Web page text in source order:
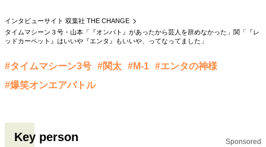
インタビューサイト 双葉社 THE CHANGE
タイムマシーン３号・山本「『オンバト』があったから芸人を辞めなかった」関「『レ
ッドカーペット』はいいや『エンタ』もいいや、ってなってました」
#タイムマシーン3号 #関太 #M-1 #エンタの神様
#爆笑オンエアバトル
Key person Sponsored